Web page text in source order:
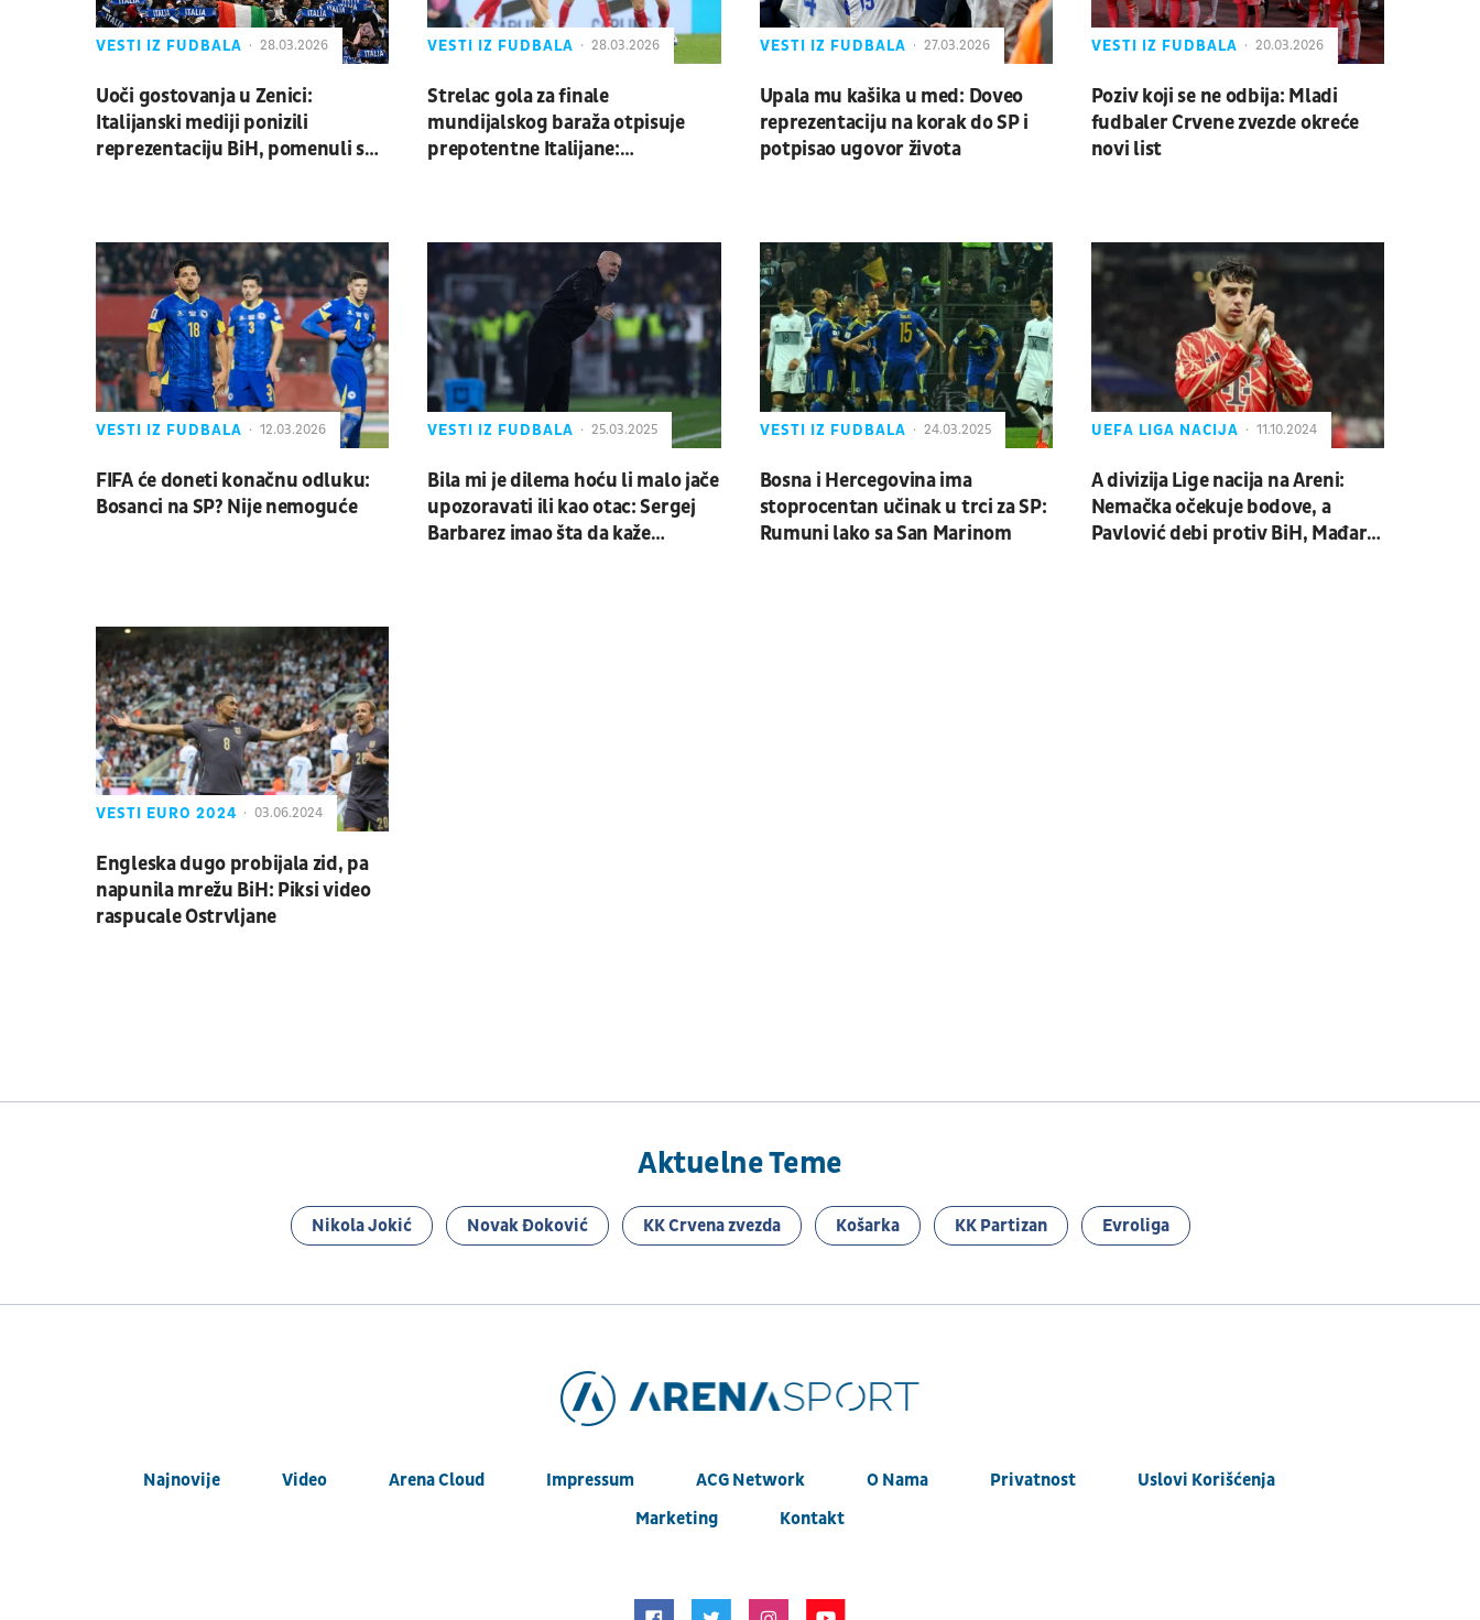
VESTI IZ FUDBALA 28.03.2026
Uoči gostovanja u Zenici:
Italijanski mediji ponizili
reprezentaciju BiH, pomenuli su i
VESTI IZ FUDBALA 28.03.2026
Strelac gola za finale
mundijalskog baraža otpisuje
prepotentne Italijane:
VESTI IZ FUDBALA 27.03.2026
Upala mu kašika u med: Doveo
reprezentaciju na korak do SP i
potpisao ugovor života
VESTI IZ FUDBALA 20.03.2026
Poziv koji se ne odbija: Mladi
fudbaler Crvene zvezde okreće
novi list
VESTI IZ FUDBALA 12.03.2026
FIFA će doneti konačnu odluku:
Bosanci na SP? Nije nemoguće
VESTI IZ FUDBALA 25.03.2025
Bila mi je dilema hoću li malo jače
upozoravati ili kao otac: Sergej
Barbarez imao šta da kaže
VESTI IZ FUDBALA 24.03.2025
Bosna i Hercegovina ima
stoprocentan učinak u trci za SP:
Rumuni lako sa San Marinom
UEFA LIGA NACIJA 11.10.2024
A divizija Lige nacija na Areni:
Nemačka očekuje bodove, a
Pavlović debi protiv BiH, Mađari
VESTI EURO 2024 03.06.2024
Engleska dugo probijala zid, pa
napunila mrežu BiH: Piksi video
raspucale Ostrvljane
Aktuelne Teme
Nikola Jokić Novak Đoković KK Crvena zvezda Košarka KK Partizan Evroliga
Najnovije Video Arena Cloud Impressum ACG Network O Nama Privatnost
Uslovi Korišćenja
Marketing
Kontakt